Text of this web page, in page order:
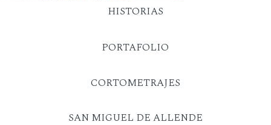
SAN MIGUEL DE ALLENDE
HISTORIAS
PORTAFOLIO
CORTOMETRAJES